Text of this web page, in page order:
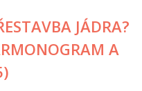
JÁDRA?
A